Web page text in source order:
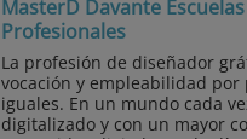
MasterD Davante Escuelas
Profesionales
La profesión de diseñador
vocación y empleabilidad por
iguales. En un mundo cada
digitalizado y con un mayor